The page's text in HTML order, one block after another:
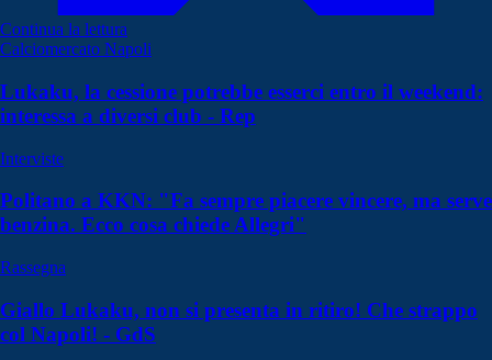
Continua la lettura
Calciomercato Napoli
Lukaku, la cessione potrebbe esserci entro il weekend:
interessa a diversi club - Rep
Interviste
Politano a KKN: "Fa sempre piacere vincere, ma serve
benzina. Ecco cosa chiede Allegri"
Rassegna
Giallo Lukaku, non si presenta in ritiro! Che strappo
col Napoli! - GdS